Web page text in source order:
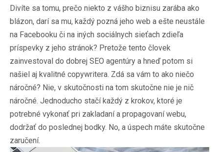
Divíte sa tomu, prečo niekto z vášho biznisu zarába ako
blázon, darí sa mu, každý pozná jeho web a ešte neustále
na Facebooku či na iných sociálnych sieťach zdieľa
príspevky z jeho stránok? Pretože tento človek
zainvestoval do dobrej SEO agentúry a hneď potom si
našiel aj kvalitné copywritera. Zdá sa vám to ako niečo
náročné? Nie, v skutočnosti na tom skutočne nie je nič
náročné. Jednoducho stačí každý z krokov, ktoré je
potrebné vykonať pri zakladaní a propagovaní webu,
dodržať do poslednej bodky. No, a úspech máte skutočne
zaručení.